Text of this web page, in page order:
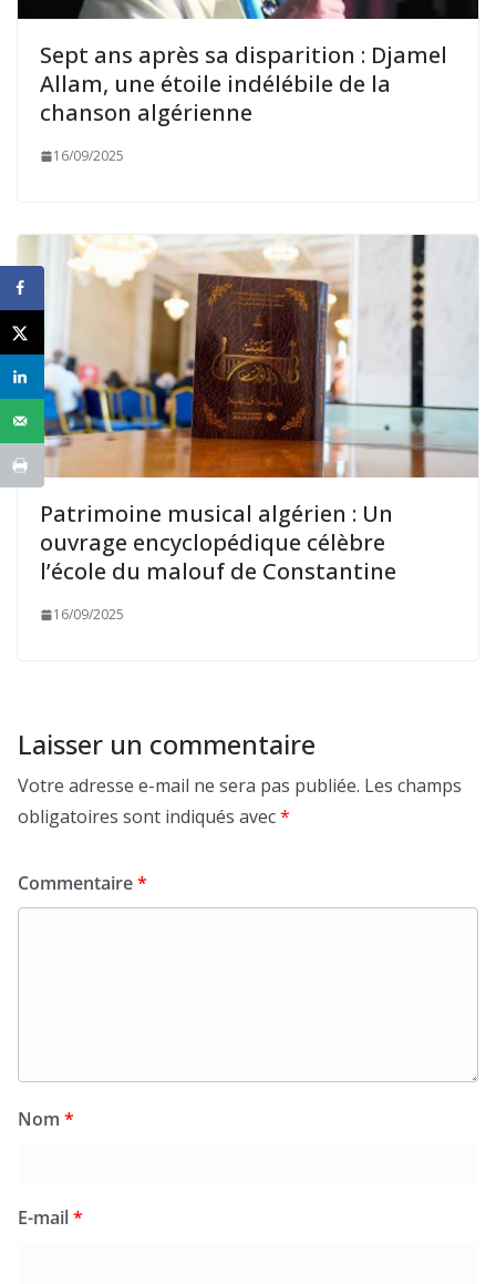
Sept ans après sa disparition : Djamel
Allam, une étoile indélébile de la
chanson algérienne
16/09/2025
Patrimoine musical algérien : Un
ouvrage encyclopédique célèbre
l’école du malouf de Constantine
16/09/2025
Laisser un commentaire
Votre adresse e-mail ne sera pas publiée. Les champs
obligatoires sont indiqués avec*
Commentaire*
Nom *
E-mail*